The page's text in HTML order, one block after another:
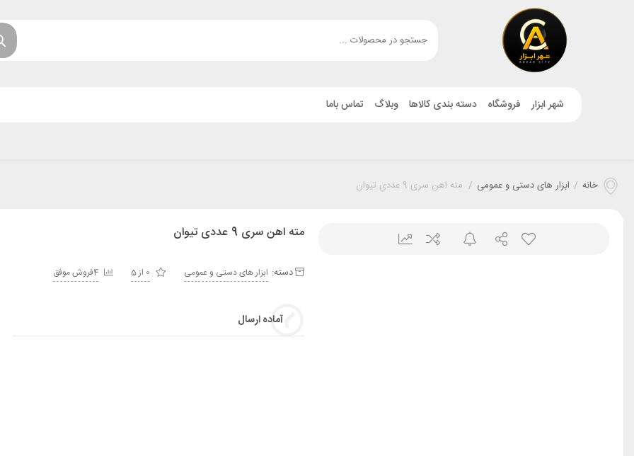
شهر ابزار فروشگاه دسته بندی کالاها وبلاگ تماس باما
خانه / ابزار های دستی و عمومی / مته اهن سری 9 عددی تیوان
مته اهن سری 9 عددی تیوان
دسته: ابزار های دستی و عمومی 0 از 5 4فروش موفق
آماده ارسال